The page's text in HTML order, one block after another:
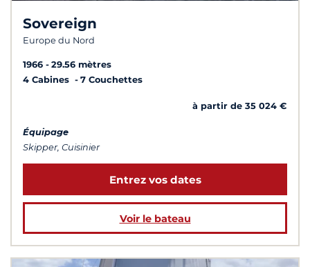
Sovereign
Europe du Nord
1966
29.56 mètres
4 Cabines
7 Couchettes
à partir de 35 024 €
Équipage
Skipper, Cuisinier
Entrez vos dates
Voir le bateau